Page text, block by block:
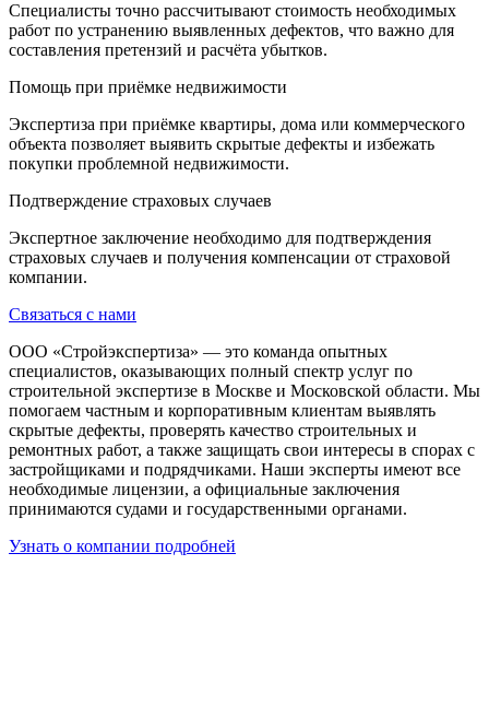
Специалисты точно рассчитывают стоимость необходимых
работ по устранению выявленных дефектов, что важно для
составления претензий и расчёта убытков.
Помощь при приёмке недвижимости
Экспертиза при приёмке квартиры, дома или коммерческого
объекта позволяет выявить скрытые дефекты и избежать
покупки проблемной недвижимости.
Подтверждение страховых случаев
Экспертное заключение необходимо для подтверждения
страховых случаев и получения компенсации от страховой
компании.
Связаться с нами
ООО «Стройэкспертиза» — это команда опытных
специалистов, оказывающих полный спектр услуг по
строительной экспертизе в Москве и Московской области. Мы
помогаем частным и корпоративным клиентам выявлять
скрытые дефекты, проверять качество строительных и
ремонтных работ, а также защищать свои интересы в спорах с
застройщиками и подрядчиками. Наши эксперты имеют все
необходимые лицензии, а официальные заключения
принимаются судами и государственными органами.
Узнать о компании подробней